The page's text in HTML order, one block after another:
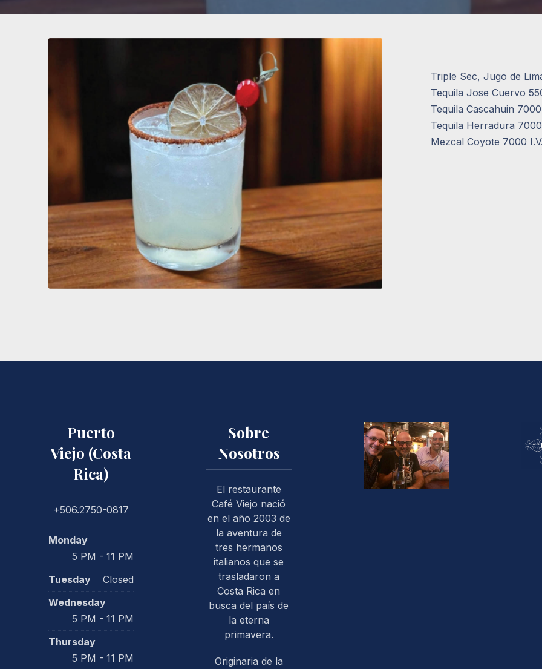
Triple Sec, Jugo de
Tequila Jose Cuervo
Tequila Cascahuin 7000
Tequila Herradura 7000
Mezcal Coyote 7000
Puerto
Viejo (Costa
Rica)
+506.2750-0817
Monday
5 PM - 11 PM
Tuesday
Closed
Wednesday
5 PM - 11 PM
Thursday
5 PM - 11 PM
Sobre
Nosotros
El restaurante
Café Viejo nació
en el año 2003 de
la aventura de
tres hermanos
italianos que se
trasladaron a
Costa Rica en
busca del país de
la eterna
primavera.
Originaria de la